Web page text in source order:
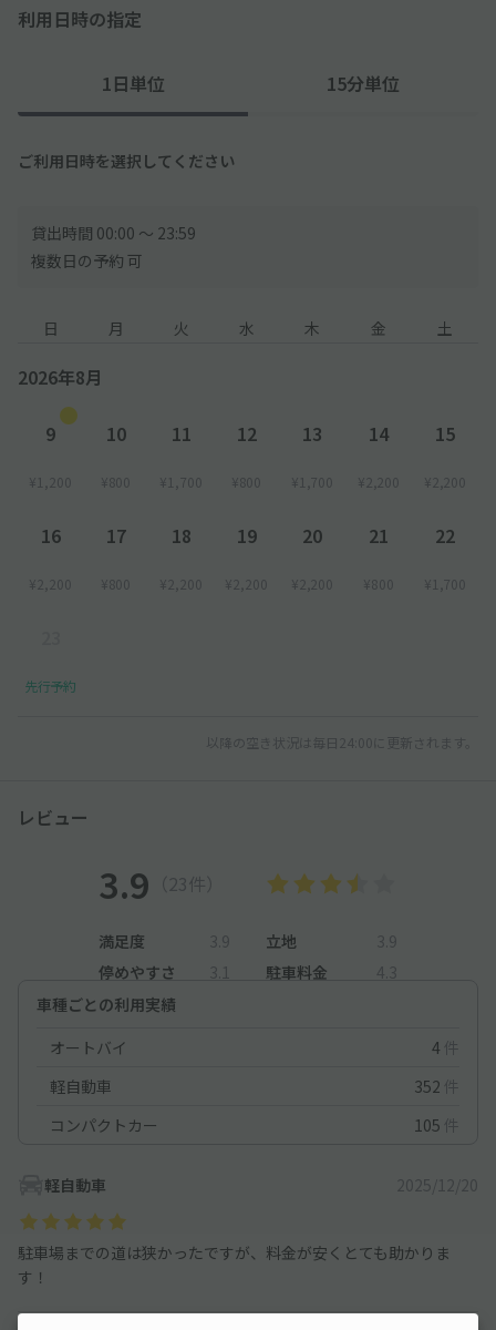
利用日時の指定
1日単位 15分単位
ご利用日時を選択してください
貸出時間 00:00 〜 23:59
複数日の予約 可
日 月 火 水 木 金 土
2026年8月
9
¥1,200
10
¥800
11
¥1,700
12
¥800
13
¥1,700
14
¥2,200
15
¥2,200
16
¥2,200
17
¥800
18
¥2,200
19
¥2,200
20
¥2,200
21
¥800
22
¥1,700
先行予約
以降の空き状況は毎日24:00に更新されます。
レビュー
3.9 （23件）
満足度 3.9 立地
3.9
停めやすさ
3.1 駐車料金
4.3
車種ごとの利用実績
オートバイ
4 件
軽自動車
352 件
コンパクトカー
105 件
軽自動車 2025/12/20
駐車場までの道は狭かったですが、料金が安くとても助かりま
す！